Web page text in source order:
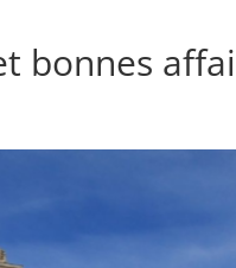
bonnes